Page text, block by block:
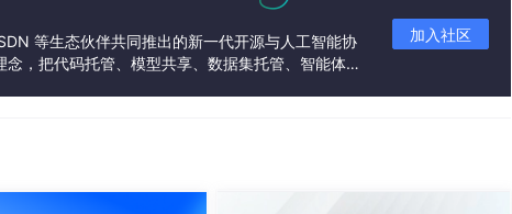
.1 系统总体结构图
等生态伙伴共同推出的新一代开源与人工智能协
，把代码托管、模型共享、数据集托管、智能体开
加入社区